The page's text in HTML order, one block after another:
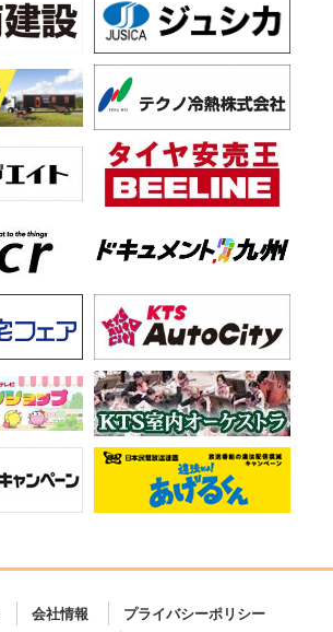
会社情報
プライバシーポリシー